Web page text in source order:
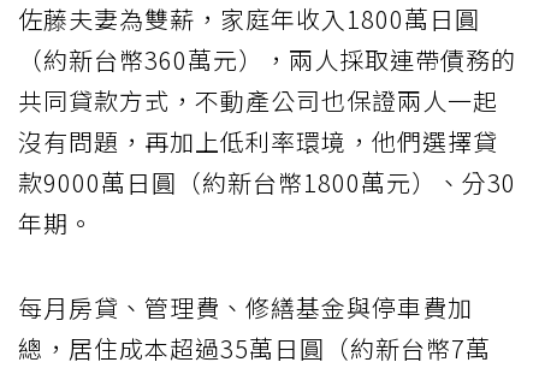
佐藤夫妻為雙薪，家庭年收入1800萬日圓
（約新台幣360萬元），兩人採取連帶債務的
共同貸款方式，不動產公司也保證兩人一起
沒有問題，再加上低利率環境，他們選擇貸
款9000萬日圓（約新台幣1800萬元）、分30
年期。
每月房貸、管理費、修繕基金與停車費加
總，居住成本超過35萬日圓（約新台幣7萬